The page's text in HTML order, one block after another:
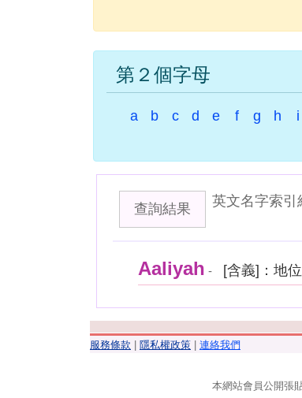
第２個字母
a b c d e f g h i
查詢結果 英文名字索引
Aaliyah - [含義]：地
服務條款 隱私權政策 連絡我們
本網站會員公開張